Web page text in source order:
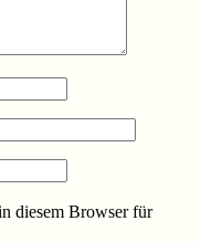
diesem Browser für